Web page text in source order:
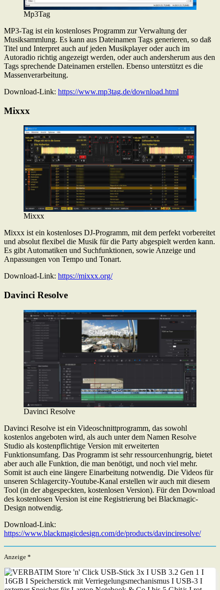
Mp3Tag
MP3-Tag ist ein kostenloses Programm zur Verwaltung der
Musiksammlung. Es kann aus Dateinamen Tags generieren, so daß
Titel und Interpret auch auf jeden Musikplayer oder auch im
Autoradio richtig angezeigt werden, oder auch andersherum aus den
Tags sprechende Dateinamen erstellen. Ebenso unterstützt es die
Massenverarbeitung.
Download-Link: https://www.mp3tag.de/download.html
Mixxx
Mixxx
Mixxx ist ein kostenloses DJ-Programm, mit dem perfekt vorbereitet
und absolut flexibel die Musik für die Party abgespielt werden kann.
Es gibt Automatiken und Suchfunktionen, sowie Anzeige und
Anpassungen von Tempo und Tonart.
Download-Link: https://mixxx.org/
Davinci Resolve
Davinci Resolve
Davinci Resolve ist ein Videoschnittprogramm, das sowohl
kostenlos angeboten wird, als auch unter dem Namen Resolve
Studio als kostenpflichtige Version mit erweiterten
Funktionsumfang. Das Programm ist sehr ressourcenhungrig, bietet
aber auch alle Funktion, die man benötigt, und noch viel mehr.
Somit ist auch eine längere Einarbeitung notwendig. Die Videos für
unseren Schlagercity-Youtube-Kanal erstellen wir auch mit diesem
Tool (in der abgespeckten, kostenlosen Version). Für den Download
des kostenlosen Version ist eine Registrierung bei Blackmagic-
Design notwendig.
Download-Link:
https://www.blackmagicdesign.com/de/products/davinciresolve/
Anzeige *